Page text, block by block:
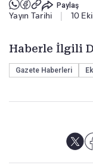
Paylaş
Yayın Tarihi 10
Haberle İlgili
Gazete Haberleri